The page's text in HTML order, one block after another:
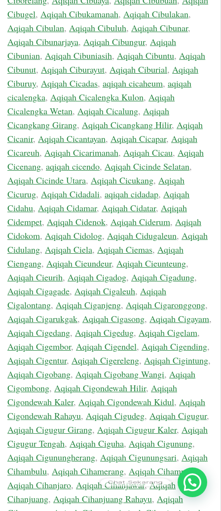
Cibugel, Aqiqah Cibukamanah, Aqiqah Cibulakan,
Aqiqah Cibulan, Aqiqah Cibuluh, Aqiqah Cibunar,
Aqiqah Cibunarjaya, Aqiqah Cibungur, Aqiqah
Cibunian, Aqiqah Cibuniasih, Aqiqah Cibuntu, Aqiqah
Cibunut, Aqiqah Ciburayut, Aqiqah Ciburial, Aqiqah
Ciburuy, Aqiqah Cicadas, aqiqah cicaheum, aqiqah
cicalengka, Aqiqah Cicalengka Kulon, Aqiqah
Cicalengka Wetan, Aqiqah Cicalung, Aqiqah
Cicangkang Girang, Aqiqah Cicangkang Hilir, Aqiqah
Cicanir, Aqiqah Cicantayan, Aqiqah Cicapar, Aqiqah
Cicareuh, Aqiqah Cicarimanah, Aqiqah Cicau, Aqiqah
Cicenang, aqiqah cicendo, Aqiqah Cicinde Selatan,
Aqiqah Cicinde Utara, Aqiqah Cicukang, Aqiqah
Cicurug, Aqiqah Cidadali, aqiqah cidadap, Aqiqah
Cidahu, Aqiqah Cidamar, Aqiqah Cidatar, Aqiqah
Cidempet, Aqiqah Cidenok, Aqiqah Ciderum, Aqiqah
Cidokom, Aqiqah Cidolog, Aqiqah Cidugaleun, Aqiqah
Cidulang, Aqiqah Ciela, Aqiqah Ciemas, Aqiqah
Ciengang, Aqiqah Cieundeur, Aqiqah Cieunteung,
Aqiqah Cieurih, Aqiqah Cigadog, Aqiqah Cigadung,
Aqiqah Cigagade, Aqiqah Cigaleuh, Aqiqah
Cigalontang, Aqiqah Ciganjeng, Aqiqah Cigaronggong,
Aqiqah Cigarukgak, Aqiqah Cigasong, Aqiqah Cigayam,
Aqiqah Cigedang, Aqiqah Cigedug, Aqiqah Cigelam,
Aqiqah Cigembor, Aqiqah Cigendel, Aqiqah Cigending,
Aqiqah Cigentur, Aqiqah Cigereleng, Aqiqah Cigintung,
Aqiqah Cigobang, Aqiqah Cigobang Wangi, Aqiqah
Cigombong, Aqiqah Cigondewah Hilir, Aqiqah
Cigondewah Kaler, Aqiqah Cigondewah Kidul, Aqiqah
Cigondewah Rahayu, Aqiqah Cigudeg, Aqiqah Cigugur,
Aqiqah Cigugur Girang, Aqiqah Cigugur Kaler, Aqiqah
Cigugur Tengah, Aqiqah Ciguha, Aqiqah Cigunung,
Aqiqah Cigunungherang, Aqiqah Cigunungsari, Aqiqah
Cihambulu, Aqiqah Cihamerang, Aqiqah Cihampelas,
Aqiqah Cihanjaro, Aqiqah Cihanjawar,Aqiqah
Cihanjuang, Aqiqah Cihanjuang Rahayu, Aqiqah
Chat Sekarang